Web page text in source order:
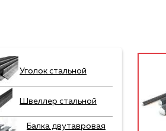
Уголок стальной
Швеллер стальной
Балка двутавровая